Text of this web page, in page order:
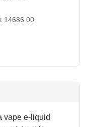
14686.00
vape e-liquid